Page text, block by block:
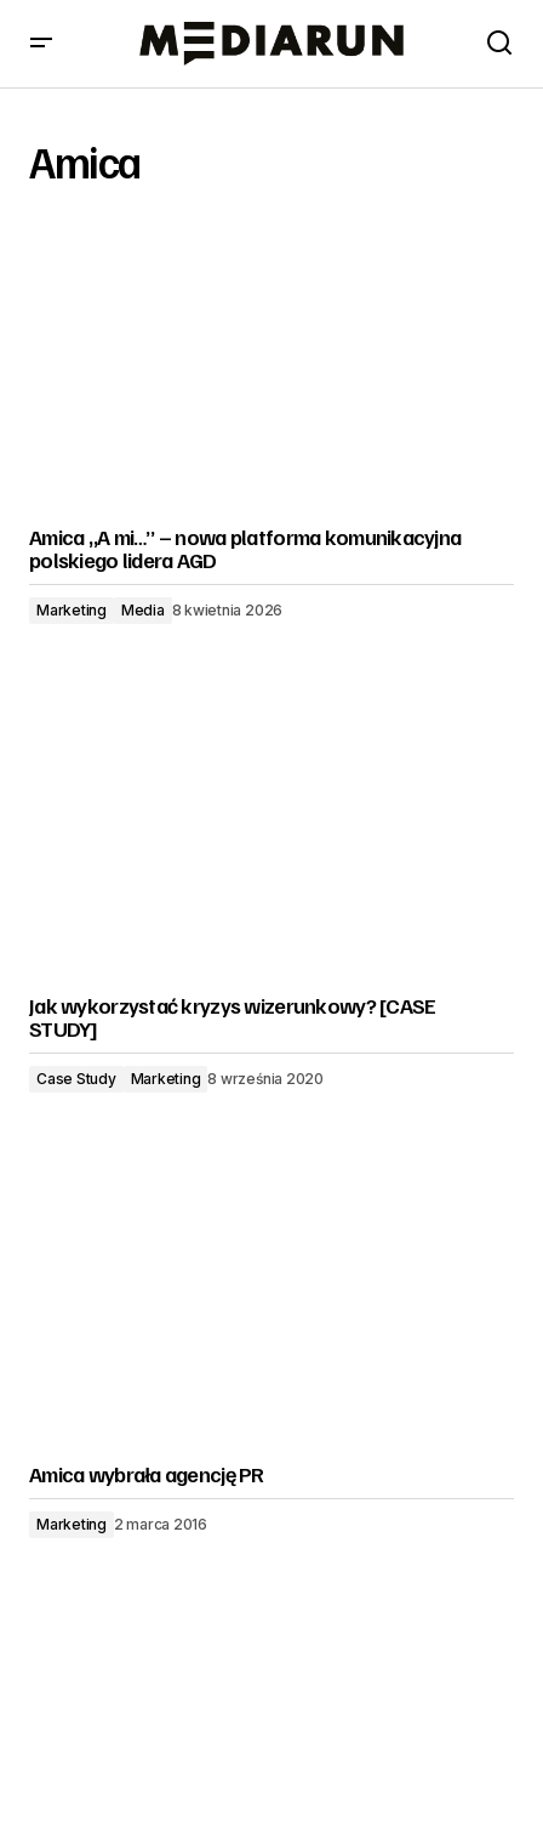
Amica
Amica „A mi…” – nowa platforma komunikacyjna
polskiego lidera AGD
Marketing Media 8 kwietnia 2026
Jak wykorzystać kryzys wizerunkowy? [CASE
STUDY]
Case Study Marketing 8 września 2020
Amica wybrała agencję PR
Marketing 2 marca 2016